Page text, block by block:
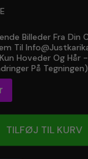
to the price
Billeder Fra Din
Til
Hoveder Og Hår
På Tegningen)
TILFØJ TIL KURV